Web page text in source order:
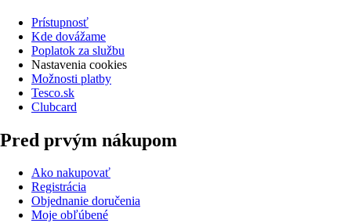
Prístupnosť
Kde dovážame
Poplatok za službu
Nastavenia cookies
Možnosti platby
Tesco.sk
Clubcard
Pred prvým nákupom
Ako nakupovať
Registrácia
Objednanie doručenia
Moje obľúbené